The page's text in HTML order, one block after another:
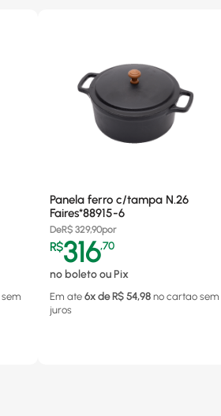
sem
Panela ferro c/tampa N.26
Faires*88915-6
DeR$ 329,90por
R$316,70
no boleto ou Pix
Em ate 6x de R$ 54,98 no cartao sem
juros